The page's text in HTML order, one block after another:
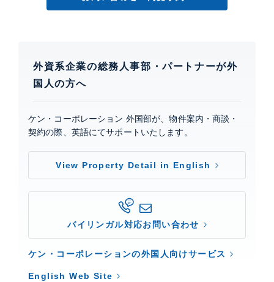
外資系企業の総務人事部・パートナーが外
国人の方へ
ケン・コーポレーション 外国部が、物件案内・商談・
契約の際、英語にてサポートいたします。
View Property Detail in English
バイリンガル対応お問い合わせ
ケン・コーポレーションの外国人向けサービス
English Web Site